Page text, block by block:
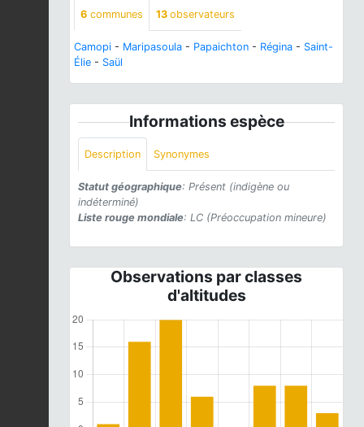
6 communes 13 observateurs
Camopi - Maripasoula - Papaichton - Régina - Saint-
Élie - Saül
Informations espèce
Description Synonymes
Statut géographique: Présent (indigène ou
indéterminé)
Liste rouge mondiale: LC (Préoccupation mineure)
Observations par classes
d'altitudes